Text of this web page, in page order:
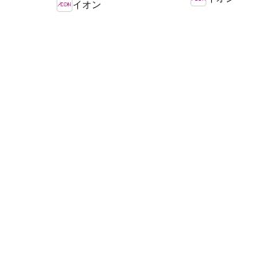
グ イオン